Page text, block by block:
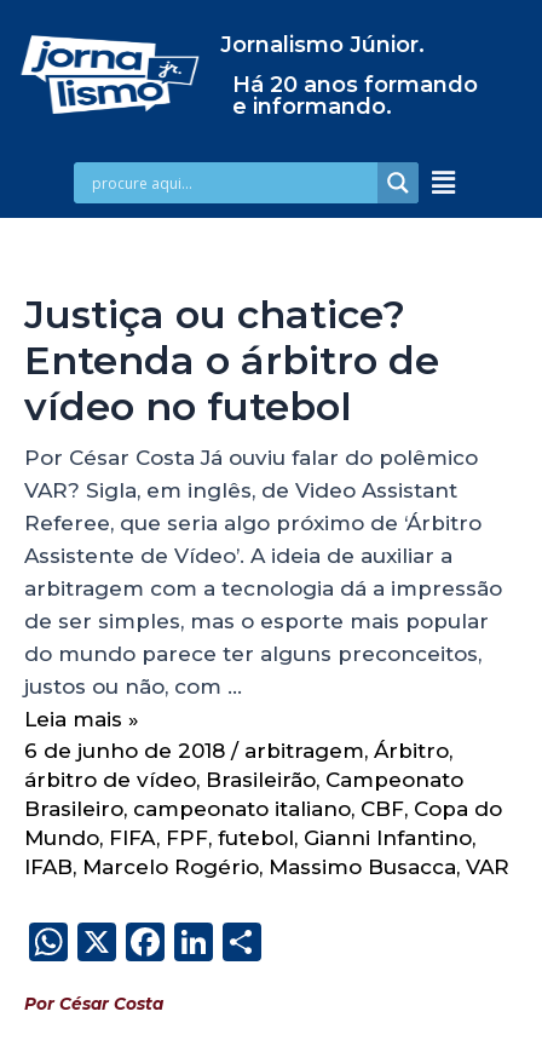
Jornalismo Júnior.
Há 20 anos formando
e informando.
Justiça ou chatice?
Entenda o árbitro de
vídeo no futebol
Por César Costa Já ouviu falar do polêmico
VAR? Sigla, em inglês, de Video Assistant
Referee, que seria algo próximo de ‘Árbitro
Assistente de Vídeo’. A ideia de auxiliar a
arbitragem com a tecnologia dá a impressão
de ser simples, mas o esporte mais popular
do mundo parece ter alguns preconceitos,
justos ou não, com …
Leia mais »
6 de junho de 2018 / arbitragem, Árbitro,
árbitro de vídeo, Brasileirão, Campeonato
Brasileiro, campeonato italiano, CBF, Copa do
Mundo, FIFA, FPF, futebol, Gianni Infantino,
IFAB, Marcelo Rogério, Massimo Busacca, VAR
W
a
X
F
Li
Por César Costa